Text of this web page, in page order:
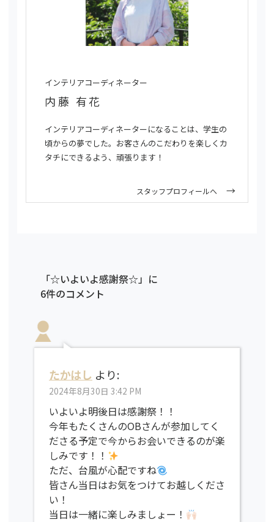
インテリアコーディネーター
内藤 有花
インテリアコーディネーターになることは、学生の
頃からの夢でした。お客さんのこだわりを楽しくカ
タチにできるよう、頑張ります！
スタッフプロフィールへ
「☆いよいよ感謝祭☆」に
6件のコメント
たかはし より:
2024年8月30日 3:42 PM
いよいよ明後日は感謝祭！！
今年もたくさんのOBさんが参加してく
ださる予定で今からお会いできるのが楽
しみです！！
ただ、台風が心配ですね
皆さん当日はお気をつけてお越しくださ
い！
当日は一緒に楽しみましょー！